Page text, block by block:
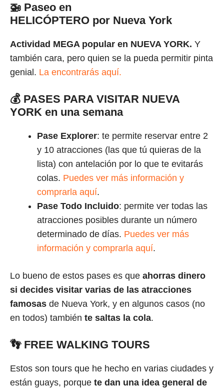
🚁 Paseo en
HELICÓPTERO por Nueva York
Actividad MEGA popular en NUEVA YORK. Y
también cara, pero quien se la pueda permitir pinta
genial. La encontrarás aquí.
💰 PASES PARA VISITAR NUEVA
YORK en una semana
Pase Explorer: te permite reservar entre 2
y 10 atracciones (las que tú quieras de la
lista) con antelación por lo que te evitarás
colas. Puedes ver más información y
comprarla aquí.
Pase Todo Incluido: permite ver todas las
atracciones posibles durante un número
determinado de días. Puedes ver más
información y comprarla aquí.
Lo bueno de estos pases es que ahorras dinero
si decides visitar varias de las atracciones
famosas de Nueva York, y en algunos casos (no
en todos) también te saltas la cola.
👣 FREE WALKING TOURS
Estos son tours que he hecho en varias ciudades y
están guays, porque te dan una idea general de